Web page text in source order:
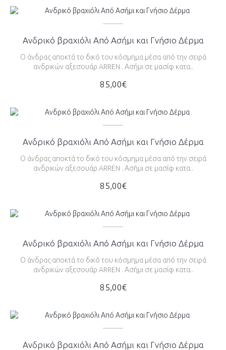
Ανδρικό βραχιόλι Από Ασήμι και Γνήσιο Δέρμα
Ο άνδρας αποκτά το δικό του κόσμημα μέσα από την σειρά
ανδρικών αξεσουάρ ARREN . Ασήμι σε μασίφ κατα..
85,00€
Ανδρικό βραχιόλι Από Ασήμι και Γνήσιο Δέρμα
Ο άνδρας αποκτά το δικό του κόσμημα μέσα από την σειρά
ανδρικών αξεσουάρ ARREN . Ασήμι σε μασίφ κατα..
85,00€
Ανδρικό βραχιόλι Από Ασήμι και Γνήσιο Δέρμα
Ο άνδρας αποκτά το δικό του κόσμημα μέσα από την σειρά
ανδρικών αξεσουάρ ARREN . Ασήμι σε μασίφ κατα..
85,00€
Ανδρικό βραχιόλι Από Ασήμι και Γνήσιο Δέρμα